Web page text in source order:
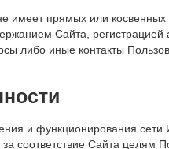
имеет прямых или
Сайта, регистрацией
либо иные контакты
и функционирования
соответствие Сайта целям